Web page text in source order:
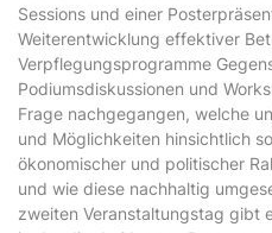
Sessions und einer
Weiterentwicklung effektiver
Verpflegungsprogramme
Podiumsdiskussionen und
Frage nachgegangen, welche
und Möglichkeiten hinsichtlich
ökonomischer und politischer
und wie diese nachhaltig
zweiten Veranstaltungstag gibt